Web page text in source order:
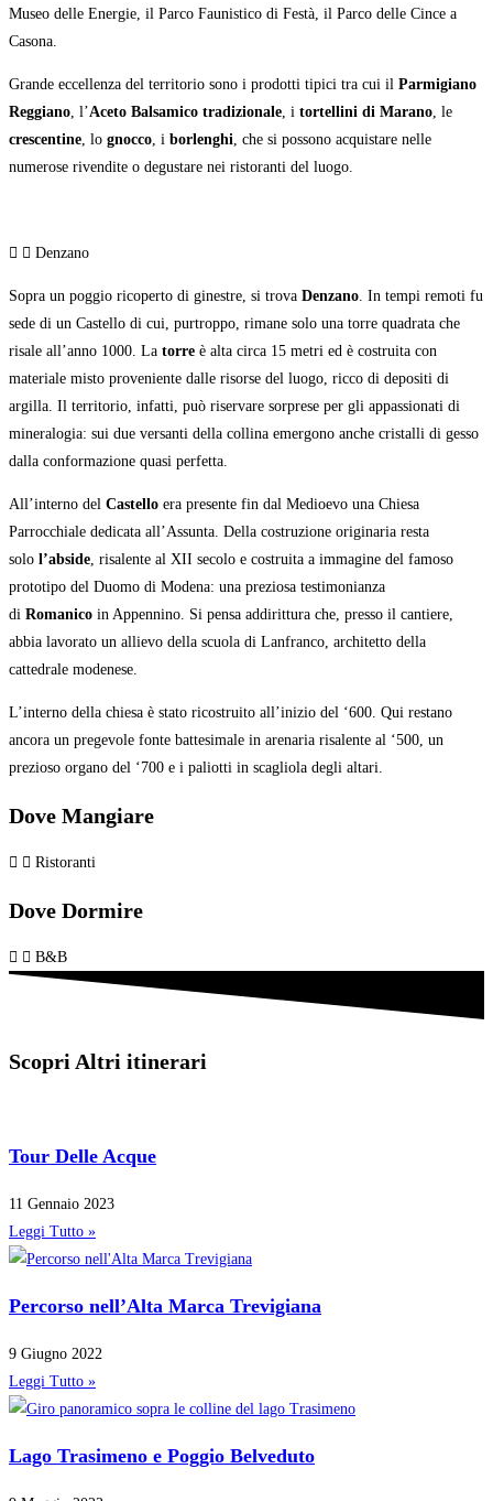
Museo delle Energie, il Parco Faunistico di Festà, il Parco delle Cince a
Casona.
Grande eccellenza del territorio sono i prodotti tipici tra cui il Parmigiano
Reggiano, l’Aceto Balsamico tradizionale, i tortellini di Marano, le
crescentine, lo gnocco, i borlenghi, che si possono acquistare nelle
numerose rivendite o degustare nei ristoranti del luogo.
Denzano
Sopra un poggio ricoperto di ginestre, si trova Denzano. In tempi remoti fu
sede di un Castello di cui, purtroppo, rimane solo una torre quadrata che
risale all’anno 1000. La torre è alta circa 15 metri ed è costruita con
materiale misto proveniente dalle risorse del luogo, ricco di depositi di
argilla. Il territorio, infatti, può riservare sorprese per gli appassionati di
mineralogia: sui due versanti della collina emergono anche cristalli di gesso
dalla conformazione quasi perfetta.
All’interno del Castello era presente fin dal Medioevo una Chiesa
Parrocchiale dedicata all’Assunta. Della costruzione originaria resta
solo l’abside, risalente al XII secolo e costruita a immagine del famoso
prototipo del Duomo di Modena: una preziosa testimonianza
di Romanico in Appennino. Si pensa addirittura che, presso il cantiere,
abbia lavorato un allievo della scuola di Lanfranco, architetto della
cattedrale modenese.
L’interno della chiesa è stato ricostruito all’inizio del ‘600. Qui restano
ancora un pregevole fonte battesimale in arenaria risalente al ‘500, un
prezioso organo del ‘700 e i paliotti in scagliola degli altari.
Dove Mangiare
Ristoranti
Dove Dormire
B&B
Scopri Altri itinerari
Tour Delle Acque
11 Gennaio 2023
Leggi Tutto »
Percorso nell’Alta Marca Trevigiana
9 Giugno 2022
Leggi Tutto »
Lago Trasimeno e Poggio Belveduto